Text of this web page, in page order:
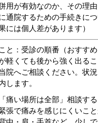
用が有効なのか、その理
通院するための手続きに
は個人差があります）
と：受診の順番（おすすめ
軽くても後から強く出るこ
院へご相談ください。状
します。
痛い場所は全部」相談する
張で痛みを感じにくいこ